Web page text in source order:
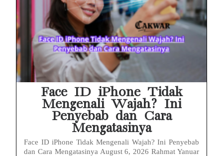
Face ID iPhone Tidak
Mengenali Wajah? Ini
Penyebab dan Cara
Mengatasinya
Face ID iPhone Tidak Mengenali Wajah? Ini Penyebab
dan Cara Mengatasinya August 6, 2026 Rahmat Yanuar